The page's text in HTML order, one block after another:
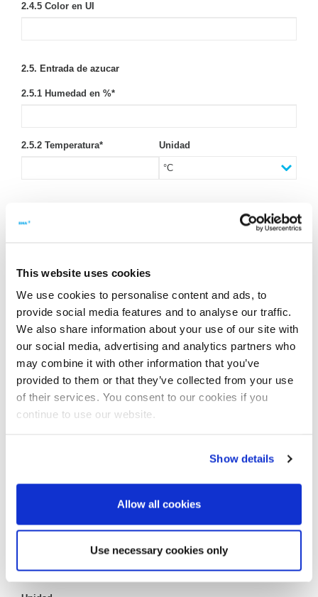
This website uses cookies
We use cookies to personalise content and ads, to
provide social media features and to analyse our traffic.
We also share information about your use of our site with
our social media, advertising and analytics partners who
may combine it with other information that you’ve
provided to them or that they’ve collected from your use
of their services. You consent to our cookies if you
continue to use our website.
Show details
Allow all cookies
Use necessary cookies only
2.4.5 Color en UI
2.5. Entrada de azucar
2.5.1 Humedad en %*
2.5.2 Temperatura* Unidad
2.6.3 Método de análisis*
ICUMSA (estándar)
Titración Karl-Fischer
2.7.1. Temperatura del agua de
2.7.2. Presión del vapor
Unidad
2.7.3. Temperatura del agua de
refrigeración